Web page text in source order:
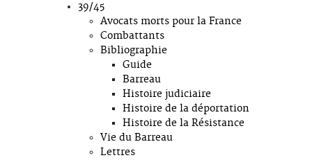
39/45
Avocats morts pour la France
Combattants
Bibliographie
Guide
Barreau
Histoire judiciaire
Histoire de la déportation
Histoire de la Résistance
Vie du Barreau
Lettres